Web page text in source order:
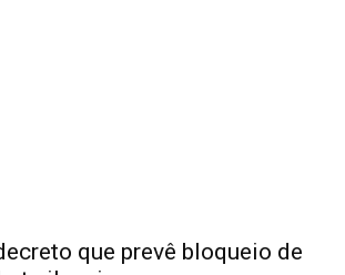
que prevê bloqueio de